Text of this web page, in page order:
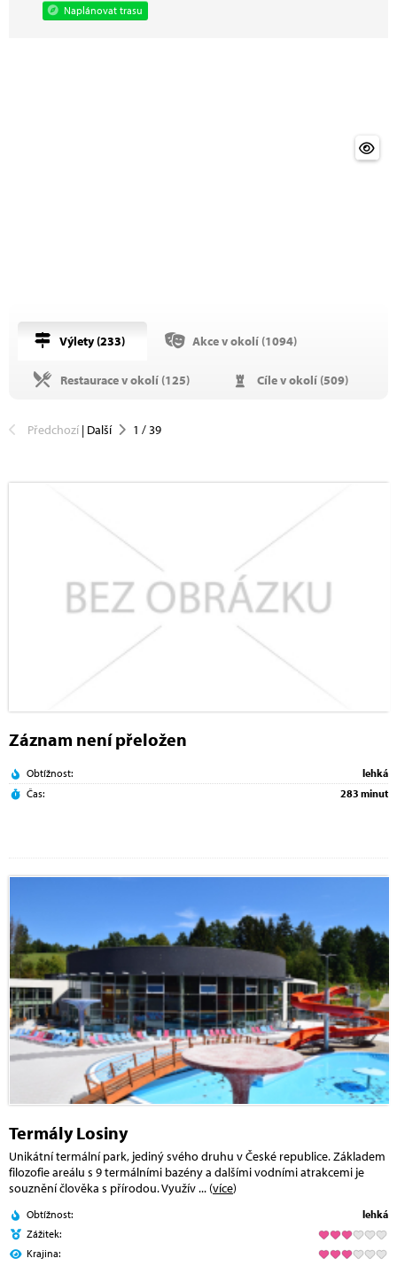
Naplánovat trasu
Výlety (233) Akce v okolí (1094)
Restaurace v okolí (125) Cíle v okolí (509)
Předchozí | Další 1 /39
Záznam není přeložen
Obtížnost:
lehká
Čas:
283 minut
Termály Losiny
Unikátní termální park, jediný svého druhu v České republice. Základem
filozofie areálu s 9 termálními bazény a dalšími vodními atrakcemi je
souznění člověka s přírodou. Využív... (více)
Obtížnost:
lehká
Zážitek:
Krajina: